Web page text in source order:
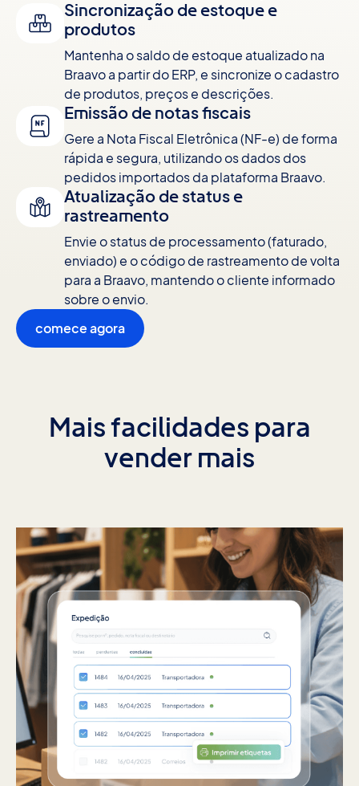
Sincronização de estoque e
produtos
Mantenha o saldo de estoque atualizado na
Braavo a partir do ERP, e sincronize o cadastro
de produtos, preços e descrições.
Emissão de notas fiscais
Gere a Nota Fiscal Eletrônica (NF-e) de forma
rápida e segura, utilizando os dados dos
pedidos importados da plataforma Braavo.
Atualização de status e
rastreamento
Envie o status de processamento (faturado,
enviado) e o código de rastreamento de volta
para a Braavo, mantendo o cliente informado
sobre o envio.
comece agora
Mais facilidades para
vender mais